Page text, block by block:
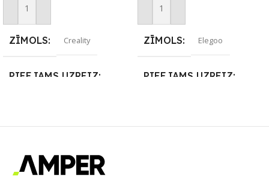
Pievienot Grozam
ZĪMOLS Creality
PIEEJAMS UZREIZ
SKAITS
Pievienot Grozam
ZĪMOLS Elegoo
PIEEJAMS UZREIZ